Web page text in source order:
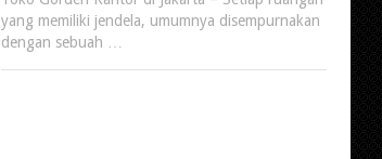
yang memiliki jendela, umumnya disempurnakan
dengan sebuah …